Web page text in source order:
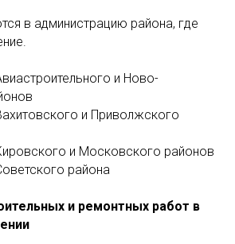
в администрацию района, где
и Ново-
и Приволжского
и Московского районов
района
и ремонтных работ в